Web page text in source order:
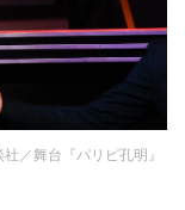
／舞台『パリピ孔明』